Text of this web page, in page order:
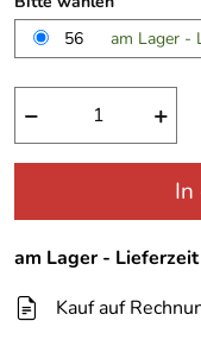
56
am Lager -
− +
In
am Lager -
Kauf auf